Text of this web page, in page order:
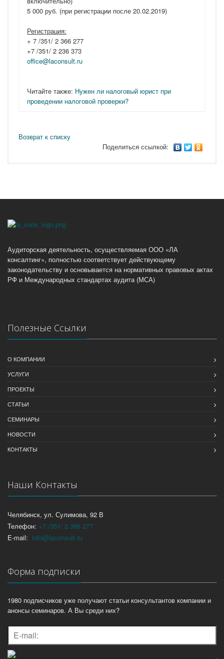
5 000 руб. (при регистрации после 20.02.2019)
Регистрация:
+ 7 /351/ 2 366 277
+7 /351/ 2 236 373
office@laconsult.ru
Читайте также: Нужен ли налоговый юрист при
проведении налоговой проверки?
Возврат к списку
Поделиться ссылкой:
Аудиторская деятельность, осуществляемая ООО «ЛА
консалтинг», полностью соответствует действующему
законодательству и основывается на нормативных правовых актах
РФ и Международных стандартах аудита (МСА)
Полезные Ссылки
О КОМПАНИИ
УСЛУГИ
ПРОЕКТЫ
СТАТЬИ
СЕМИНАРЫ
НОВОСТИ
КОНТАКТЫ
Наши Контакты
Челябинск, ул. Сулимова, 92 В
Телефон: +7 /351/ 2 366 277
E-mail: info@laconsult.ru
Форма подписки
1980 подписчиков уже получают статьи консультантов компании и
анонсы семинаров. А Вы среди них?